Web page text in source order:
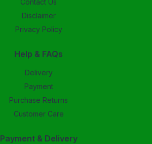
Contact Us
Disclaimer
Privacy Policy
Help & FAQs
Delivery
Payment
Purchase Returns
Customer Care
Payment & Delivery